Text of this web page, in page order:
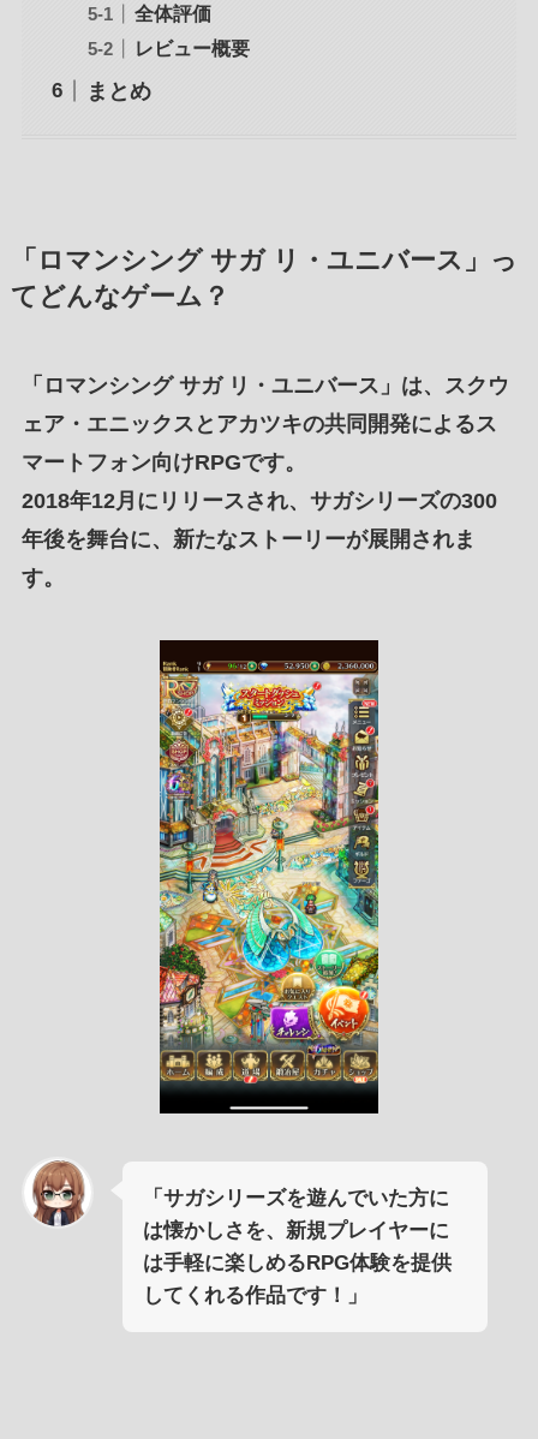
全体評価
レビュー概要
まとめ
「ロマンシング サガ リ・ユニバース」っ
てどんなゲーム？
「 ロマンシング サガ リ・ユニバース 」は、
スクウ
ェア・エニックス と アカツキの共同開発によるス
マートフォン向けRPGです。
2018年12月 に リリース され、 サガシリーズの300
年後を舞台に、 新たなストーリーが展開 されま
す。
「サガシリーズを遊んでいた方に
は懐かしさを、新規プレイヤーに
は手軽に楽しめるRPG体験を提供
してくれる作品です！」